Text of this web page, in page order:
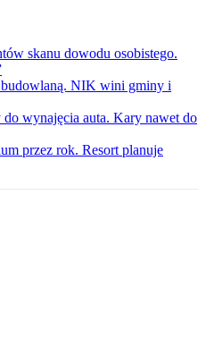
skanu dowodu osobistego.
NIK wini gminy i
wynajęcia auta. Kary nawet do
przez rok. Resort planuje